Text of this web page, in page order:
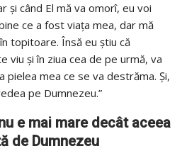
şi când El mă va omorî, eu voi
ce a fost viaţa mea, dar mă
topitoare. Însă eu ştiu că
viu şi în ziua cea de pe urmă, va
pielea mea ce se va destrăma. Şi,
pe Dumnezeu.”
e mai mare decât aceea
de Dumnezeu